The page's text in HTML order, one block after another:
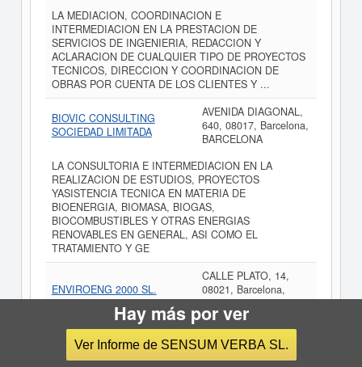
LA MEDIACION, COORDINACION E
INTERMEDIACION EN LA PRESTACION DE
SERVICIOS DE INGENIERIA, REDACCION Y
ACLARACION DE CUALQUIER TIPO DE PROYECTOS
TECNICOS, DIRECCION Y COORDINACION DE
OBRAS POR CUENTA DE LOS CLIENTES Y ...
BIOVIC CONSULTING
SOCIEDAD LIMITADA
AVENIDA DIAGONAL,
640, 08017, Barcelona,
BARCELONA
LA CONSULTORIA E INTERMEDIACION EN LA
REALIZACION DE ESTUDIOS, PROYECTOS
YASISTENCIA TECNICA EN MATERIA DE
BIOENERGIA, BIOMASA, BIOGAS,
BIOCOMBUSTIBLES Y OTRAS ENERGIAS
RENOVABLES EN GENERAL, ASI COMO EL
TRATAMIENTO Y GE
ENVIROENG 2000 SL.
CALLE PLATO, 14,
08021, Barcelona,
BARCELONA
LA REALIZACION DE TRABAJOS DE ESTUDIO,
INVESTIGACION, PROYECTOS Y EJECUCION DE LOS
MISMOS E INSTALACIONES RELACIONADAS CON LA
Hay más por ver
Ver Informe de SENSUM VERBA SL.